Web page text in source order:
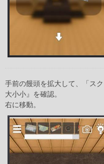
手前の饅頭を拡大して、「ス
大小小』を確認。
右に移動。